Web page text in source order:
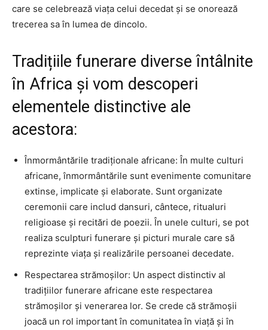
care se celebrează viața celui decedat și se onorează
trecerea sa în lumea de dincolo.
Tradițiile funerare diverse întâlnite
în Africa și vom descoperi
elementele distinctive ale
acestora:
Înmormântările tradiționale africane: În multe culturi
africane, înmormântările sunt evenimente comunitare
extinse, implicate și elaborate. Sunt organizate
ceremonii care includ dansuri, cântece, ritualuri
religioase și recitări de poezii. În unele culturi, se pot
realiza sculpturi funerare și picturi murale care să
reprezinte viața și realizările persoanei decedate.
Respectarea strămoșilor: Un aspect distinctiv al
tradițiilor funerare africane este respectarea
strămoșilor și venerarea lor. Se crede că strămoșii
joacă un rol important în comunitatea în viață și în